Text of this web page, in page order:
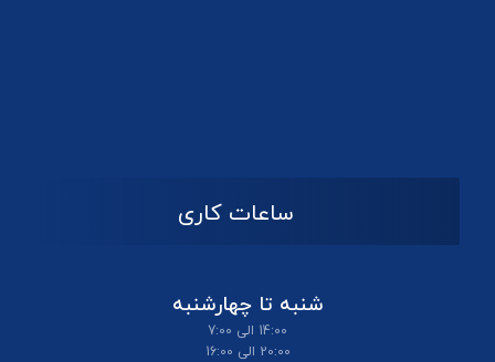
ساعات کاری
شنبه تا چهارشنبه
14:00 الی 7:00
20:00 الی 16:00